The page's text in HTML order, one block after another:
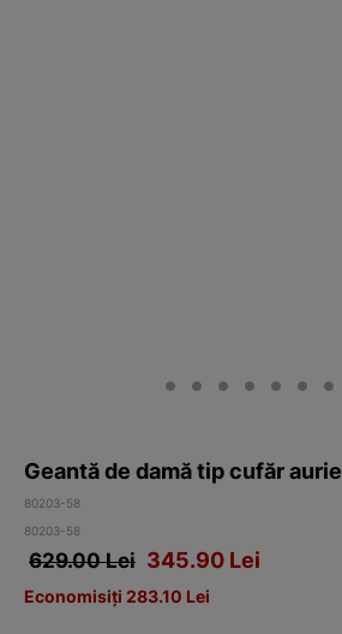
Geantă de damă tip cufăr aurie
80203-58
80203-58
629.00 Lei 345.90 Lei
Economisiți 283.10 Lei